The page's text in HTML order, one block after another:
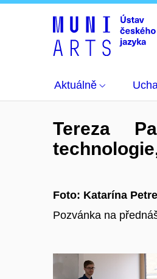
Aktuálně
Tereza
Foto: Katarína
Pozvánka na